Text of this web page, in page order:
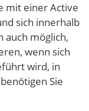
mit einer Active
sich innerhalb
auch möglich,
wenn sich
wird, in
Sie